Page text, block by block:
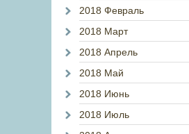
2018 Февраль
2018 Март
2018 Апрель
2018 Май
2018 Июнь
2018 Июль